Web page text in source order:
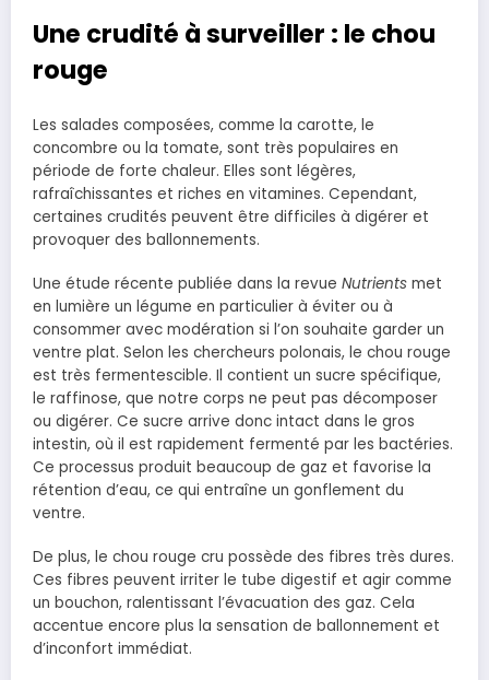
Une crudité à surveiller : le chou
rouge
Les salades composées, comme la carotte, le
concombre ou la tomate, sont très populaires en
période de forte chaleur. Elles sont légères,
rafraîchissantes et riches en vitamines. Cependant,
certaines crudités peuvent être difficiles à digérer et
provoquer des ballonnements.
Une étude récente publiée dans la revue Nutrients met
en lumière un légume en particulier à éviter ou à
consommer avec modération si l’on souhaite garder un
ventre plat. Selon les chercheurs polonais, le chou rouge
est très fermentescible. Il contient un sucre spécifique,
le raffinose, que notre corps ne peut pas décomposer
ou digérer. Ce sucre arrive donc intact dans le gros
intestin, où il est rapidement fermenté par les bactéries.
Ce processus produit beaucoup de gaz et favorise la
rétention d’eau, ce qui entraîne un gonflement du
ventre.
De plus, le chou rouge cru possède des fibres très dures.
Ces fibres peuvent irriter le tube digestif et agir comme
un bouchon, ralentissant l’évacuation des gaz. Cela
accentue encore plus la sensation de ballonnement et
d’inconfort immédiat.